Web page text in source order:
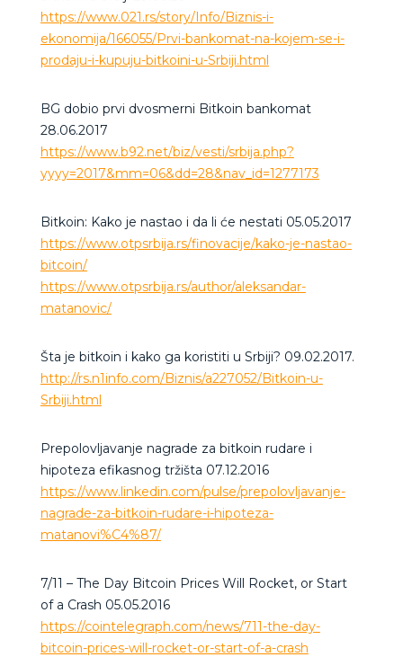
https://www.021.rs/story/Info/Biznis-i-
ekonomija/166055/Prvi-bankomat-na-kojem-se-i-
prodaju-i-kupuju-bitkoini-u-Srbiji.html
BG dobio prvi dvosmerni Bitkoin bankomat
28.06.2017
https://www.b92.net/biz/vesti/srbija.php?
yyyy=2017&mm=06&dd=28&nav_id=1277173
Bitkoin: Kako je nastao i da li će nestati 05.05.2017
https://www.otpsrbija.rs/finovacije/kako-je-nastao-
bitcoin/
https://www.otpsrbija.rs/author/aleksandar-
matanovic/
Šta je bitkoin i kako ga koristiti u Srbiji? 09.02.2017.
http://rs.n1info.com/Biznis/a227052/Bitkoin-u-
Srbiji.html
Prepolovljavanje nagrade za bitkoin rudare i
hipoteza efikasnog tržišta 07.12.2016
https://www.linkedin.com/pulse/prepolovljavanje-
nagrade-za-bitkoin-rudare-i-hipoteza-
matanovi%C4%87/
7/11 – The Day Bitcoin Prices Will Rocket, or Start
of a Crash 05.05.2016
https://cointelegraph.com/news/711-the-day-
bitcoin-prices-will-rocket-or-start-of-a-crash